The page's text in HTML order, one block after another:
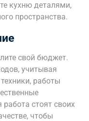
кухню деталями,
пространства.
свой бюджет.
учитывая
работы
стоят своих
чтобы